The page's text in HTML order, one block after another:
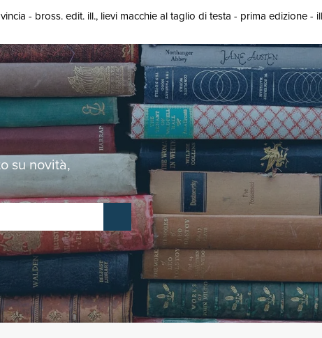
- bross. edit. ill., lievi macchie al taglio di testa - prima edizione -
su novità,